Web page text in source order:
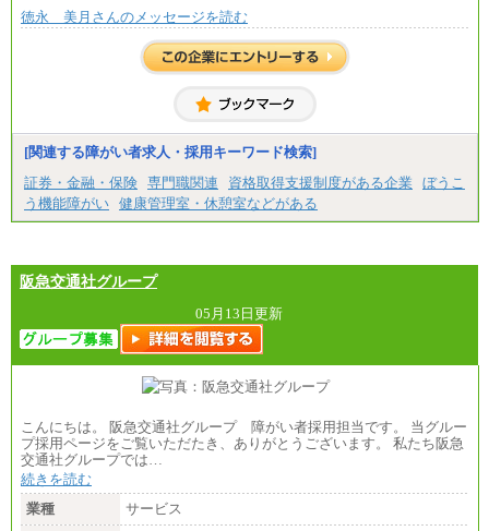
徳永 美月さんのメッセージを読む
[関連する障がい者求人・採用キーワード検索]
証券・金融・保険 専門職関連 資格取得支援制度がある企業
ぼうこ
う機能障がい 健康管理室・休憩室などがある
阪急交通社グループ
05月13日更新
こんにちは。 阪急交通社グループ 障がい者採用担当です。 当グルー
プ採用ページをご覧いただたき、ありがとうございます。 私たち阪急
交通社グループでは…
続きを読む
業種
サービス